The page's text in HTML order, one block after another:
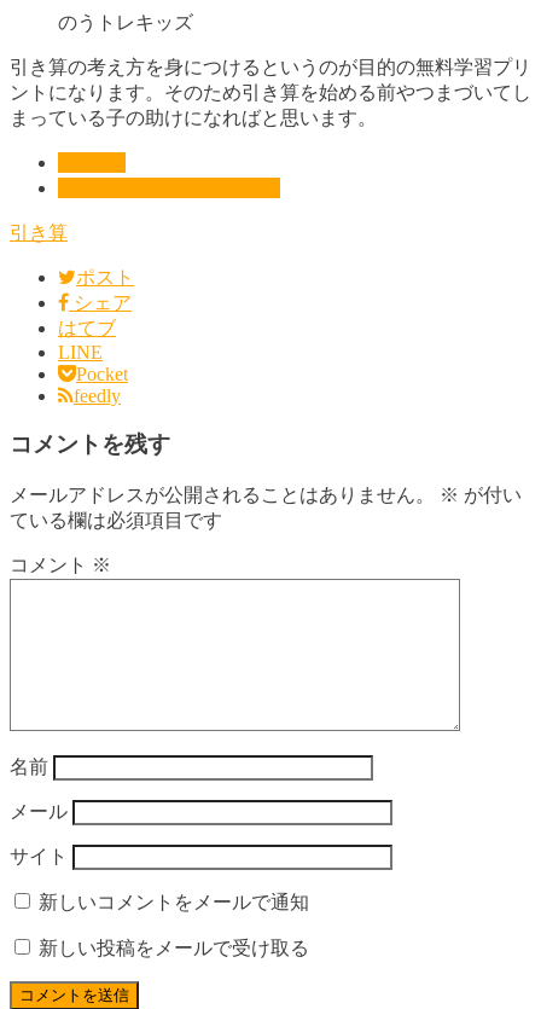
のうトレキッズ
引き算の考え方を身につけるというのが目的の無料学習プリ
ントになります。そのため引き算を始める前やつまづいてし
まっている子の助けになればと思います。
引き算
ポスト
シェア
はてブ
LINE
Pocket
feedly
コメントを残す
メールアドレスが公開されることはありません。 ※ が付い
ている欄は必須項目です
コメント ※
名前
メール
サイト
新しいコメントをメールで通知
新しい投稿をメールで受け取る